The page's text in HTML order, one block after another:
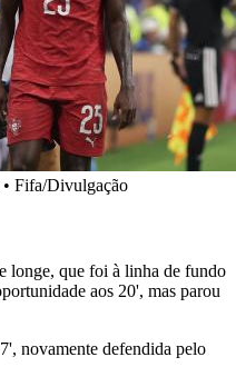
Fifa/Divulgação
longe, que foi à linha de fundo
aos 20', mas parou
novamente defendida pelo